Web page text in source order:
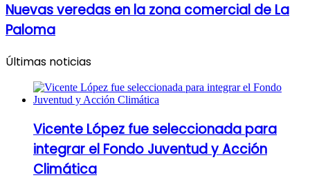
Nuevas veredas en la zona comercial de La
Paloma
Últimas noticias
Vicente López fue seleccionada para
integrar el Fondo Juventud y Acción
Climática